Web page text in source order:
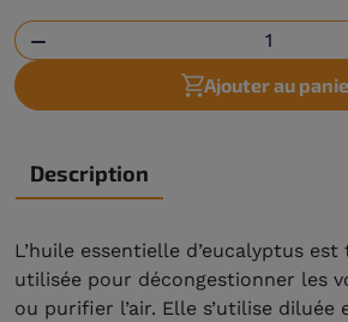

Ajouter au
Description
L’huile essentielle d’eucalyptus
utilisée pour décongestionner les
ou purifier l’air. Elle s’utilise diluée